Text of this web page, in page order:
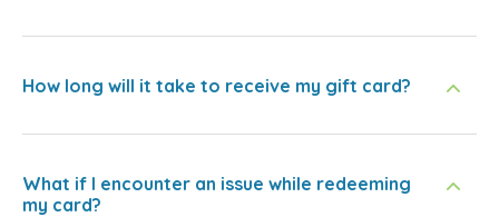
How long will it take to receive my gift card?
What if I encounter an issue while redeeming
my card?